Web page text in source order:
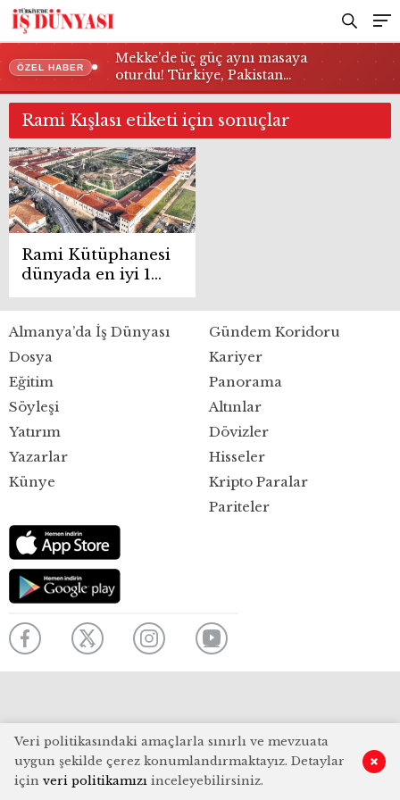
ÖZEL HABER
Mekke’de üç güç aynı masaya
oturdu! Türkiye, Pakistan…
Rami Kışlası etiketi için sonuçlar
Rami Kütüphanesi
dünyada en iyi 19
yapı arasında
Almanya’da İş Dünyası
Dosya
Eğitim
Gündem Koridoru
Kariyer
Panorama
Söyleşi
Yatırım
Yazarlar
Künye
Altınlar
Dövizler
Hisseler
Kripto Paralar
Pariteler
Veri politikasındaki amaçlarla sınırlı ve mevzuata
uygun şekilde çerez konumlandırmaktayız. Detaylar
için veri politikamızı inceleyebilirsiniz.